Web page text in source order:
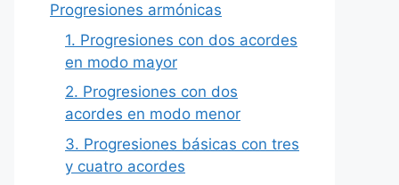
Progresiones armónicas
1. Progresiones con dos acordes
en modo mayor
2. Progresiones con dos
acordes en modo menor
3. Progresiones básicas con tres
y cuatro acordes